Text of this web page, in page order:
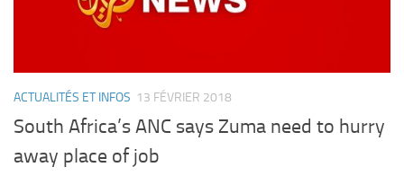
ACTUALITÉS ET INFOS 13 FÉVRIER 2018
South Africa’s ANC says Zuma need to hurry
away place of job